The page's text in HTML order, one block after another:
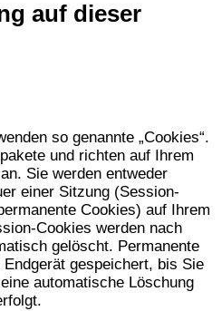
auf dieser
so genannte „Cookies“.
und richten auf Ihrem
Sie werden entweder
einer Sitzung (Session-
Cookies) auf Ihrem
Cookies werden nach
gelöscht. Permanente
gespeichert, bis Sie
automatische Löschung